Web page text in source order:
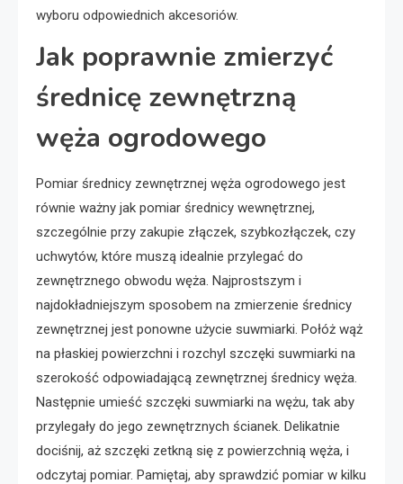
wyboru odpowiednich akcesoriów.
Jak poprawnie zmierzyć
średnicę zewnętrzną
węża ogrodowego
Pomiar średnicy zewnętrznej węża ogrodowego jest
równie ważny jak pomiar średnicy wewnętrznej,
szczególnie przy zakupie złączek, szybkozłączek, czy
uchwytów, które muszą idealnie przylegać do
zewnętrznego obwodu węża. Najprostszym i
najdokładniejszym sposobem na zmierzenie średnicy
zewnętrznej jest ponowne użycie suwmiarki. Połóż wąż
na płaskiej powierzchni i rozchyl szczęki suwmiarki na
szerokość odpowiadającą zewnętrznej średnicy węża.
Następnie umieść szczęki suwmiarki na wężu, tak aby
przylegały do jego zewnętrznych ścianek. Delikatnie
dociśnij, aż szczęki zetkną się z powierzchnią węża, i
odczytaj pomiar. Pamiętaj, aby sprawdzić pomiar w kilku